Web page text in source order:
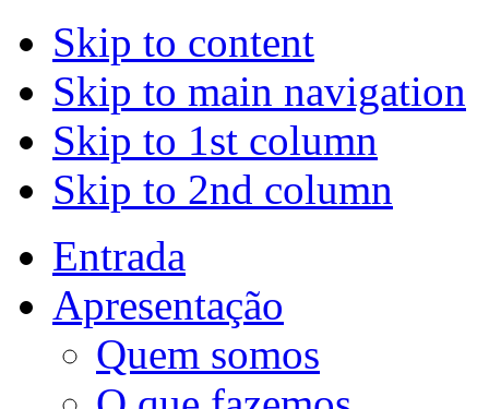
Skip to content
Skip to main navigation
Skip to 1st column
Skip to 2nd column
Entrada
Apresentação
Quem somos